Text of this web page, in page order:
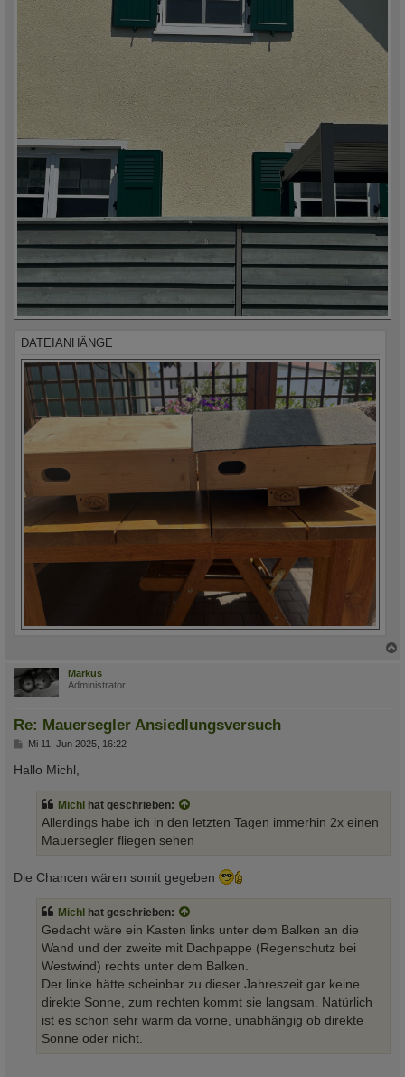
DATEIANHÄNGE
Markus
Administrator
Re: Mauersegler Ansiedlungsversuch
B
i
t
Mi 11. Jun 2025, 16:22
Hallo Michl,
Michl hat geschrieben:
Allerdings habe ich in den letzten Tagen immerhin 2x einen
Mauersegler fliegen sehen
Die Chancen wären somit gegeben
Michl hat geschrieben:
Gedacht wäre ein Kasten links unter dem Balken an die
Wand und der zweite mit Dachpappe (Regenschutz bei
Westwind) rechts unter dem Balken.
Der linke hätte scheinbar zu dieser Jahreszeit gar keine
direkte Sonne, zum rechten kommt sie langsam. Natürlich
ist es schon sehr warm da vorne, unabhängig ob direkte
Sonne oder nicht.